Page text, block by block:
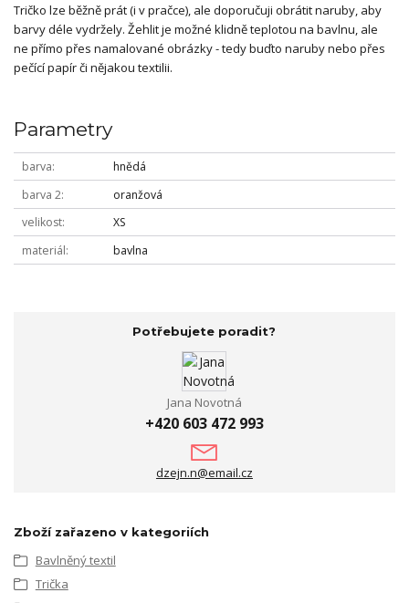
Tričko lze běžně prát (i v pračce), ale doporučuji obrátit naruby, aby
barvy déle vydržely. Žehlit je možné klidně teplotou na bavlnu, ale
ne přímo přes namalované obrázky - tedy buďto naruby nebo přes
pečící papír či nějakou textilii.
Parametry
barva
hnědá
barva 2
oranžová
velikost
XS
materiál
bavlna
Potřebujete poradit?
Jana Novotná
+420 603 472 993
dzejn.n@email.cz
Zboží zařazeno v kategoriích
Bavlněný textil
Trička